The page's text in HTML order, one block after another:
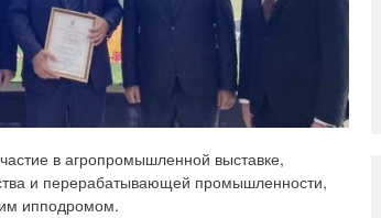
в агропромышленной выставке,
и перерабатывающей промышленности,
ипподромом.